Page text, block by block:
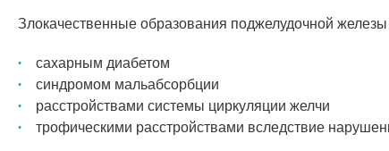
Злокачественные образования поджелудочной
сахарным диабетом
синдромом мальабсорбции
расстройствами системы циркуляции желчи
трофическими расстройствами вследствие